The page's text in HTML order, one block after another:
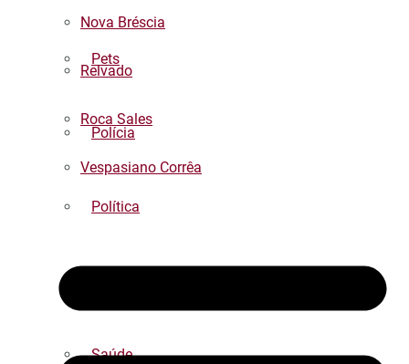
Pets
Polícia
Política
Saúde
Nova Bréscia
Relvado
Roca Sales
Vespasiano Corrêa